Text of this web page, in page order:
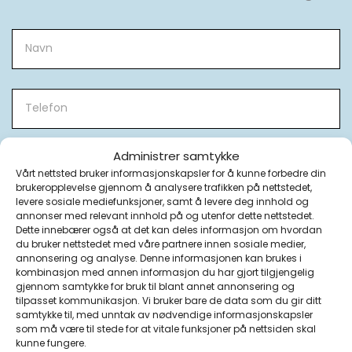
Administrer samtykke
Vårt nettsted bruker informasjonskapsler for å kunne forbedre din
brukeropplevelse gjennom å analysere trafikken på nettstedet,
levere sosiale mediefunksjoner, samt å levere deg innhold og
annonser med relevant innhold på og utenfor dette nettstedet.
Dette innebærer også at det kan deles informasjon om hvordan
du bruker nettstedet med våre partnere innen sosiale medier,
annonsering og analyse. Denne informasjonen kan brukes i
kombinasjon med annen informasjon du har gjort tilgjengelig
gjennom samtykke for bruk til blant annet annonsering og
tilpasset kommunikasjon. Vi bruker bare de data som du gir ditt
samtykke til, med unntak av nødvendige informasjonskapsler
som må være til stede for at vitale funksjoner på nettsiden skal
kunne fungere.
om
bruk